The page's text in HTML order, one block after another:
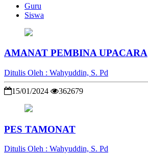
Guru
Siswa
AMANAT PEMBINA UPACARA
Ditulis Oleh : Wahyuddin, S. Pd
15/01/2024 362679
PES TAMONAT
Ditulis Oleh : Wahyuddin, S. Pd